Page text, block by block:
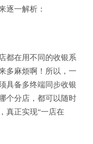
逐一解析：
都在用不同的收银系
多麻烦啊！所以，一
具备多终端同步收银
个分店，都可以随时
真正实现“一店在